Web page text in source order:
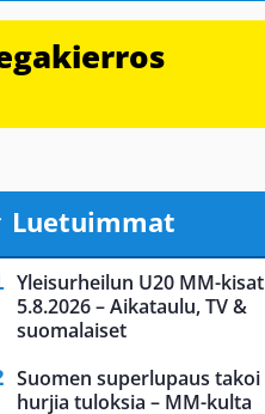
Luetuimmat
Yleisurheilun U20 MM-kisat
5.8.2026 – Aikataulu, TV &
suomalaiset
Suomen superlupaus takoi
hurjia tuloksia – MM-kulta